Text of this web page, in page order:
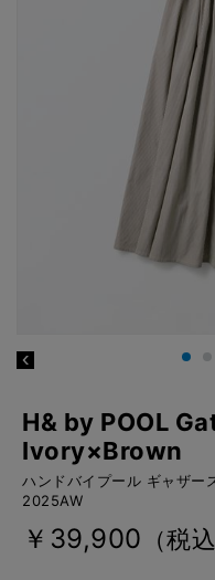
H& by POOL
Ivory×Brown
ハンドバイプール ギャザー
2025AW
￥39,900 （税込